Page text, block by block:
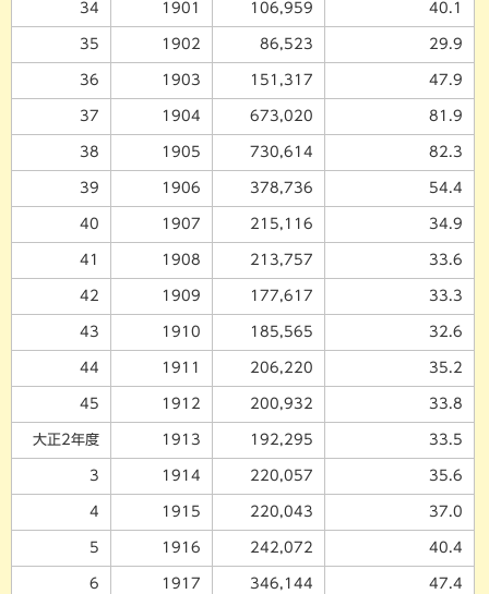
34 1901 106,959 40.1
35 1902 86,523 29.9
36 1903 151,317 47.9
37 1904 673,020 81.9
38 1905 730,614 82.3
39 1906 378,736 54.4
40 1907 215,116 34.9
41 1908 213,757 33.6
42 1909 177,617 33.3
43 1910 185,565 32.6
44 1911 206,220 35.2
45 1912 200,932 33.8
大正2年度 1913 192,295 33.5
3 1914 220,057 35.6
4 1915 220,043 37.0
5 1916 242,072 40.4
6 1917 346,144 47.4